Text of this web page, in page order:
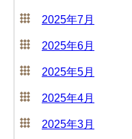
2025年7月
2025年6月
2025年5月
2025年4月
2025年3月